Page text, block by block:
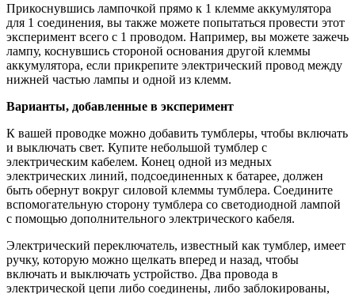
Прикоснувшись лампочкой прямо к 1 клемме аккумулятора
для 1 соединения, вы также можете попытаться провести этот
эксперимент всего с 1 проводом. Например, вы можете зажечь
лампу, коснувшись стороной основания другой клеммы
аккумулятора, если прикрепите электрический провод между
нижней частью лампы и одной из клемм.
Варианты, добавленные в эксперимент
К вашей проводке можно добавить тумблеры, чтобы включать
и выключать свет. Купите небольшой тумблер с
электрическим кабелем. Конец одной из медных
электрических линий, подсоединенных к батарее, должен
быть обернут вокруг силовой клеммы тумблера. Соедините
вспомогательную сторону тумблера со светодиодной лампой
с помощью дополнительного электрического кабеля.
Электрический переключатель, известный как тумблер, имеет
ручку, которую можно щелкать вперед и назад, чтобы
включать и выключать устройство. Два провода в
электрической цепи либо соединены, либо заблокированы,